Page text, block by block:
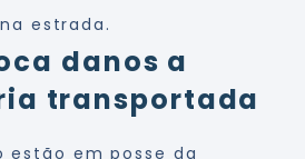
na estrada.
danos a
transportada
estão em posse da